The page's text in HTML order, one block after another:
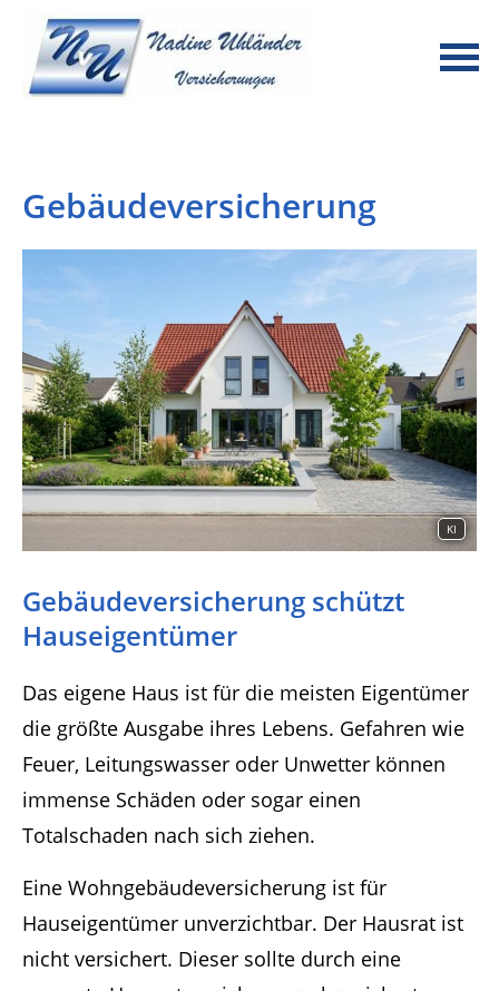
Gebäudeversicherung
KI
Gebäudeversicherung schützt
Hauseigentümer
Das eigene Haus ist für die meisten Eigentümer
die größte Ausgabe ihres Lebens. Gefahren wie
Feuer, Leitungswasser oder Unwetter können
immense Schäden oder sogar einen
Totalschaden nach sich ziehen.
Eine Wohngebäudeversicherung ist für
Hauseigentümer unverzichtbar. Der Hausrat ist
nicht versichert. Dieser sollte durch eine